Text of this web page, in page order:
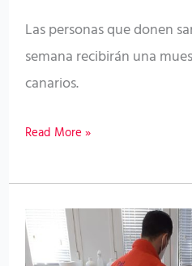
Las personas que donen
semana recibirán una
canarios.
Canarias
Read More »
El
ICHH